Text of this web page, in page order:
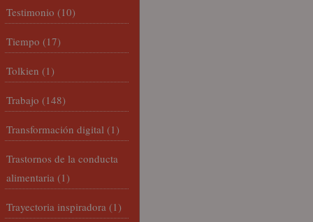
Testimonio (10)
Tiempo (17)
Tolkien (1)
Trabajo (148)
Transformación digital (1)
Trastornos de la conducta
alimentaria (1)
Trayectoria inspiradora (1)